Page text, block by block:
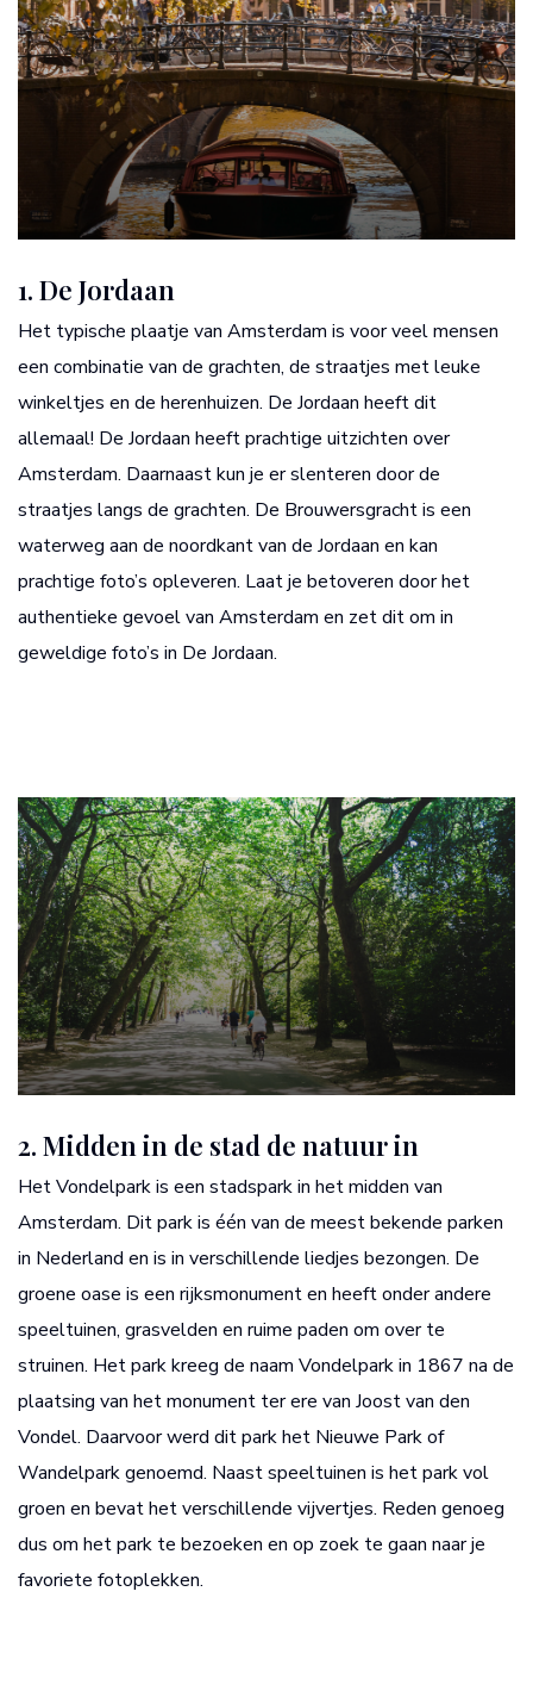
1. De Jordaan
Het typische plaatje van Amsterdam is voor veel mensen
een combinatie van de grachten, de straatjes met leuke
winkeltjes en de herenhuizen. De Jordaan heeft dit
allemaal! De Jordaan heeft prachtige uitzichten over
Amsterdam. Daarnaast kun je er slenteren door de
straatjes langs de grachten. De Brouwersgracht is een
waterweg aan de noordkant van de Jordaan en kan
prachtige foto’s opleveren. Laat je betoveren door het
authentieke gevoel van Amsterdam en zet dit om in
geweldige foto’s in De Jordaan.
2. Midden in de stad de natuur in
Het Vondelpark is een stadspark in het midden van
Amsterdam. Dit park is één van de meest bekende parken
in Nederland en is in verschillende liedjes bezongen. De
groene oase is een rijksmonument en heeft onder andere
speeltuinen, grasvelden en ruime paden om over te
struinen. Het park kreeg de naam Vondelpark in 1867 na de
plaatsing van het monument ter ere van Joost van den
Vondel. Daarvoor werd dit park het Nieuwe Park of
Wandelpark genoemd. Naast speeltuinen is het park vol
groen en bevat het verschillende vijvertjes. Reden genoeg
dus om het park te bezoeken en op zoek te gaan naar je
favoriete fotoplekken.